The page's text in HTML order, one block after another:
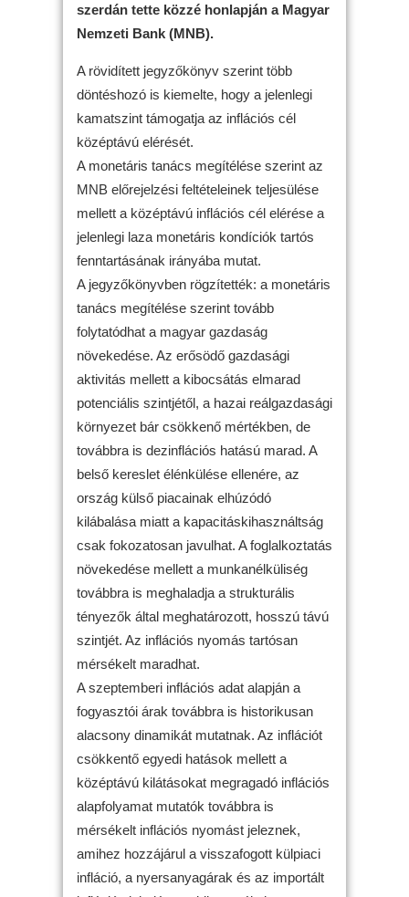
szerdán tette közzé honlapján a Magyar
Nemzeti Bank (MNB).
A rövidített jegyzőkönyv szerint több
döntéshozó is kiemelte, hogy a jelenlegi
kamatszint támogatja az inflációs cél
középtávú elérését.
A monetáris tanács megítélése szerint az
MNB előrejelzési feltételeinek teljesülése
mellett a középtávú inflációs cél elérése a
jelenlegi laza monetáris kondíciók tartós
fenntartásának irányába mutat.
A jegyzőkönyvben rögzítették: a monetáris
tanács megítélése szerint tovább
folytatódhat a magyar gazdaság
növekedése. Az erősödő gazdasági
aktivitás mellett a kibocsátás elmarad
potenciális szintjétől, a hazai reálgazdasági
környezet bár csökkenő mértékben, de
továbbra is dezinflációs hatású marad. A
belső kereslet élénkülése ellenére, az
ország külső piacainak elhúzódó
kilábalása miatt a kapacitáskihasználtság
csak fokozatosan javulhat. A foglalkoztatás
növekedése mellett a munkanélküliség
továbbra is meghaladja a strukturális
tényezők által meghatározott, hosszú távú
szintjét. Az inflációs nyomás tartósan
mérsékelt maradhat.
A szeptemberi inflációs adat alapján a
fogyasztói árak továbbra is historikusan
alacsony dinamikát mutatnak. Az inflációt
csökkentő egyedi hatások mellett a
középtávú kilátásokat megragadó inflációs
alapfolyamat mutatók továbbra is
mérsékelt inflációs nyomást jeleznek,
amihez hozzájárul a visszafogott külpiaci
infláció, a nyersanyagárak és az importált